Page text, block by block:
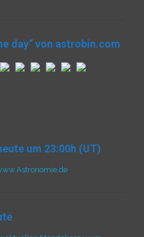
day“ von astrobin.com
um 23:00h (UT)